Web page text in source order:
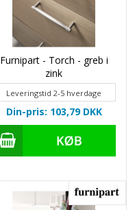
Furnipart - Torch - greb i
zink
Leveringstid 2-5 hverdage
Din-pris: 103,79 DKK